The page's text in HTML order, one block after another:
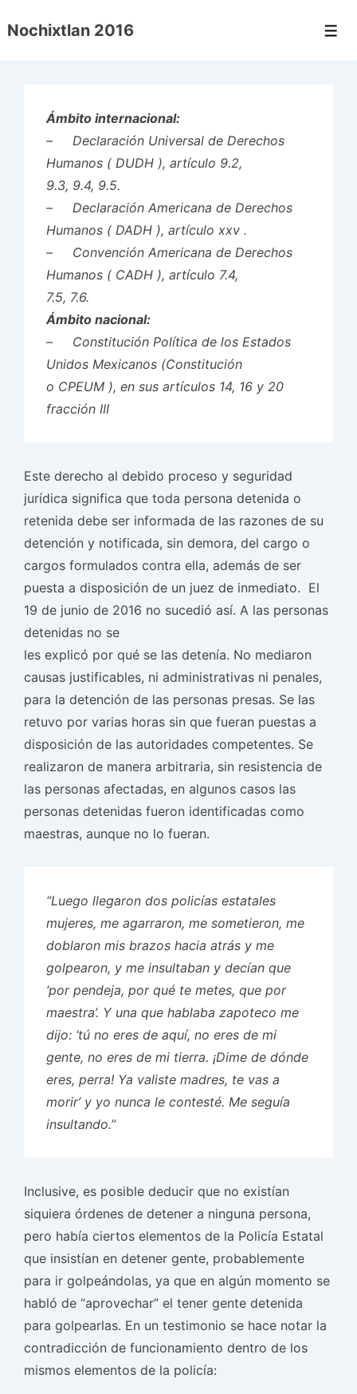
Saltar
Nochixtlan 2016
Ámbito internacional:
– Declaración Universal de Derechos
Humanos ( DUDH ), artículo 9.2,
9.3, 9.4, 9.5.
– Declaración Americana de Derechos
Humanos ( DADH ), artículo xxv .
– Convención Americana de Derechos
Humanos ( CADH ), artículo 7.4,
7.5, 7.6.
Ámbito nacional:
– Constitución Política de los Estados
Unidos Mexicanos (Constitución
o CPEUM ), en sus artículos 14, 16 y 20
fracción III
Este derecho al debido proceso y seguridad
jurídica significa que toda persona detenida o
retenida debe ser informada de las razones de su
detención y notificada, sin demora, del cargo o
cargos formulados contra ella, además de ser
puesta a disposición de un juez de inmediato. El
19 de junio de 2016 no sucedió así. A las personas
detenidas no se
les explicó por qué se las detenía. No mediaron
causas justificables, ni administrativas ni penales,
para la detención de las personas presas. Se las
retuvo por varias horas sin que fueran puestas a
disposición de las autoridades competentes. Se
realizaron de manera arbitraria, sin resistencia de
las personas afectadas, en algunos casos las
personas detenidas fueron identificadas como
maestras, aunque no lo fueran.
“Luego llegaron dos policías estatales
mujeres, me agarraron, me sometieron, me
doblaron mis brazos hacia atrás y me
golpearon, y me insultaban y decían que
‘por pendeja, por qué te metes, que por
maestra’. Y una que hablaba zapoteco me
dijo: ‘tú no eres de aquí, no eres de mi
gente, no eres de mi tierra. ¡Dime de dónde
eres, perra! Ya valiste madres, te vas a
morir’ y yo nunca le contesté. Me seguía
insultando.”
Inclusive, es posible deducir que no existían
siquiera órdenes de detener a ninguna persona,
pero había ciertos elementos de la Policía Estatal
que insistían en detener gente, probablemente
para ir golpeándolas, ya que en algún momento se
habló de “aprovechar” el tener gente detenida
para golpearlas. En un testimonio se hace notar la
contradicción de funcionamiento dentro de los
mismos elementos de la policía: